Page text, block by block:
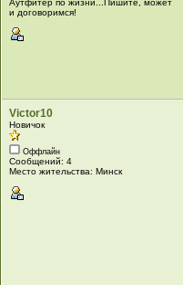
Аутфитер по жизни...Пишите, может
и договоримся!
Victor10
Новичок
Оффлайн
Сообщений: 4
Место жительства: Минск